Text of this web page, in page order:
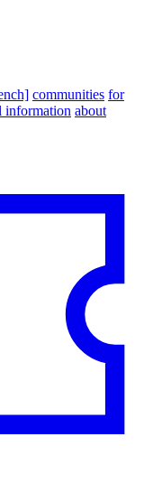
communities for
information about